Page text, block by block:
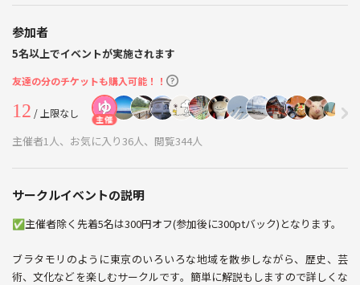
参加者
5名以上でイベントが実施されます
友達の分のチケットも購入可能！！
12 / 上限なし 主催
主催者1人、お気に入り36人、閲覧344人
サークルイベントの説明
✅主催者除く先着5名は300円オフ(参加後に300ptバック)となります。
ブラタモリのように東京のいろいろな地域を散歩しながら、歴史、芸
術、文化などを楽しむサークルです。簡単に解説もしますので詳しくな